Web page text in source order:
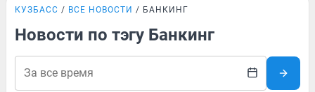
КУЗБАСС ВСЕ НОВОСТИ БАНКИНГ
Новости по тэгу Банкинг